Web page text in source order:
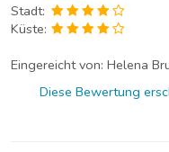
Stadt:
Küste:
Eingereicht von: Helena
Diese Bewertung